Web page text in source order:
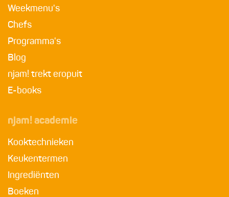
Weekmenu's
Chefs
Programma's
Blog
njam! trekt eropuit
E-books
njam! academie
Kooktechnieken
Keukentermen
Ingrediënten
Boeken